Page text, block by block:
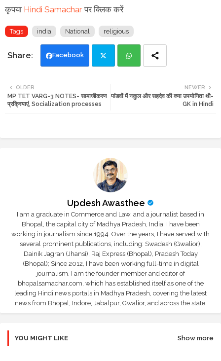
कृपया Hindi Samacharपर क्लिक करें
Tags india National religious
Facebook
tte ats
NEWER
पांडवों में नकुल और सहदेव की क्या उपयोगिता थी-
GK in Hindi
OLDER
MP TET VARG-3 NOTES- सामाजीकरण
प्रक्रियाएं, Socialization processes
Updesh Awasthee
I am a graduate in Commerce and Law, and a journalist based in
Bhopal, the capital city of Madhya Pradesh, India. I have been
working in journalism since 1994. Over the years, I have served with
several prominent publications, including: Swadesh (Gwalior),
Dainik Jagran (Jhansi), Raj Express (Bhopal), Pradesh Today
(Bhopal); Since 2012, I have been working full-time in digital
journalism. I am the founder member and editor of
bhopalsamachar.com, which has established itself as one of the
leading Hindi news portals in Madhya Pradesh, covering the latest
news from Bhopal, Indore, Jabalpur, Gwalior, and across the state.
YOU MIGHT LIKE Show more